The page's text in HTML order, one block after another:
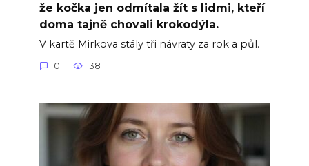
že kočka jen odmítala žít s lidmi, kteří
doma tajně chovali krokodýla.
V kartě Mirkova stály tři návraty za rok a půl.
0 38